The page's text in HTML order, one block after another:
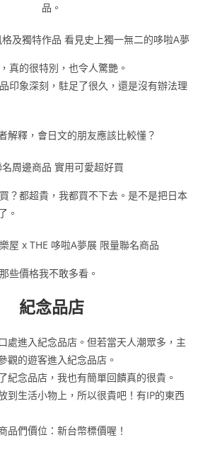
品。
及獨特作品 看見史上獨一無二的哆啦A夢
真的很特別，也令人驚艷。
印象深刻，駐足了很久，還是沒有辦法理
解釋，會日文的朋友應該比較懂？
周邊商品 實用可愛超好買
？都超貴，我都買不下去。是不是把日本
。
屋 x THE 哆啦A夢展 限量聯名商品
些價格我不敢多看。
紀念品店
處進入紀念品店。但若當天人潮眾多，主
觀的遊客進入紀念品店。
紀念品店，我也有簡單回饋真的很貴。
到生活小物上，所以很貴吧！有IP的東西
品們價位：新台幣標價喔！